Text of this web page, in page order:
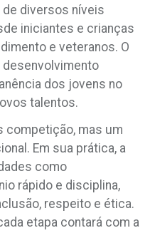
diversos níveis
iniciantes e crianças
e veteranos. O
desenvolvimento
dos jovens no
talentos.
competição, mas um
Em sua prática, a
como
rápido e disciplina,
respeito e ética.
etapa contará com a